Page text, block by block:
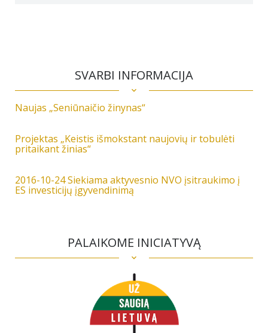
SVARBI INFORMACIJA
Naujas „Seniūnaičio žinynas“
Projektas „Keistis išmokstant naujovių ir tobulėti
pritaikant žinias“
2016-10-24 Siekiama aktyvesnio NVO įsitraukimo į
ES investicijų įgyvendinimą
PALAIKOME INICIATYVĄ